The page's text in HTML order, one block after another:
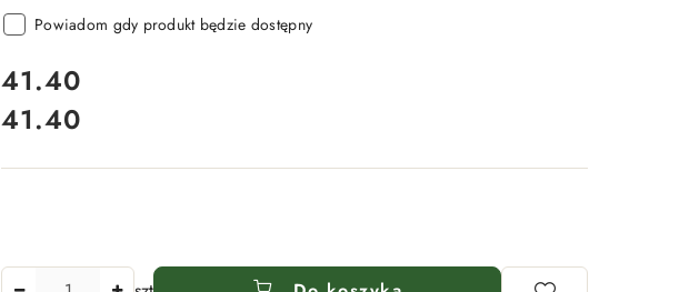
Powiadom gdy produkt będzie dostępny
cena:
41.40
Cena:
41.40